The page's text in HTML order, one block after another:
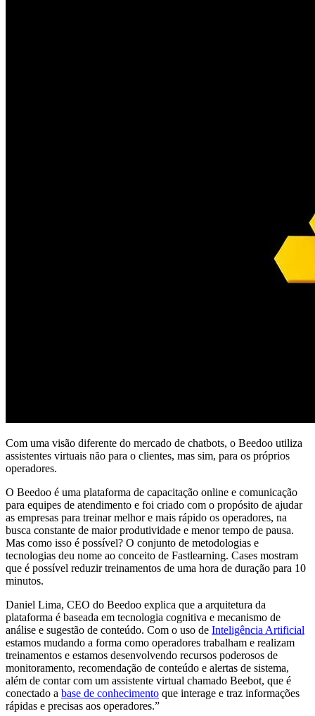
Com uma visão diferente do mercado de chatbots, o Beedoo utiliza
assistentes virtuais não para o clientes, mas sim, para os próprios
operadores.
O Beedoo é uma plataforma de capacitação online e comunicação
para equipes de atendimento e foi criado com o propósito de ajudar
as empresas para treinar melhor e mais rápido os operadores, na
busca constante de maior produtividade e menor tempo de pausa.
Mas como isso é possível? O conjunto de metodologias e
tecnologias deu nome ao conceito de Fastlearning. Cases mostram
que é possível reduzir treinamentos de uma hora de duração para 10
minutos.
Daniel Lima, CEO do Beedoo explica que a arquitetura da
plataforma é baseada em tecnologia cognitiva e mecanismo de
análise e sugestão de conteúdo. Com o uso de Inteligência Artificial
estamos mudando a forma como operadores trabalham e realizam
treinamentos e estamos desenvolvendo recursos poderosos de
monitoramento, recomendação de conteúdo e alertas de sistema,
além de contar com um assistente virtual chamado Beebot, que é
conectado a base de conhecimento que interage e traz informações
rápidas e precisas aos operadores.”